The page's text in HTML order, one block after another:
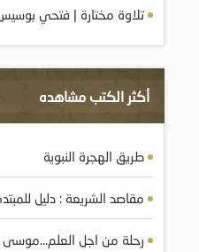
تلاوة مختارة | فتحي
أكثر الكتب مشاهده
طريق الهجرة النبوية
مقاصد الشريعة : دليل
رحلة من اجل العلم…موسى